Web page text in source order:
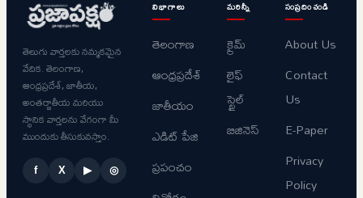
తెలుగు వార్తలకు నమ్మకమైన
వేదిక. తెలంగాణ,
ఆంధ్రప్రదేశ్, జాతీయ,
అంతర్జాతీయ మరియు
స్థానిక వార్తలను వేగంగా మీ
ముందుకు తీసుకువస్తాం.
f X ▶ ◎
విభాగాలు
తెలంగాణ
ఆంధ్రప్రదేశ్
జాతీయం
ఎడిట్ పేజి
ప్రపంచం
మరిన్నీ
క్రైమ్
లైఫ్
స్టైల్
బిజినెస్
సంప్రదించండి
About Us
Contact
Us
E-Paper
Privacy
Policy